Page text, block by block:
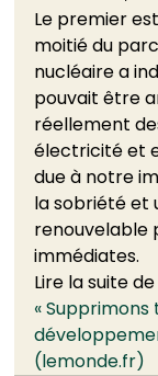
Le premier
moitié du
nucléaire a
pouvait être
réellement
électricité et
due à notre
la sobriété et
renouvelable
immédiates.
Lire la suite
«
(lemonde.fr)